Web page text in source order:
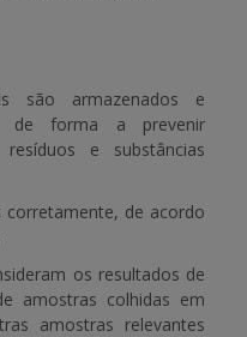
são armazenados e
de forma a prevenir
e substâncias
corretamente, de acordo
os resultados de
amostras colhidas em
amostras relevantes